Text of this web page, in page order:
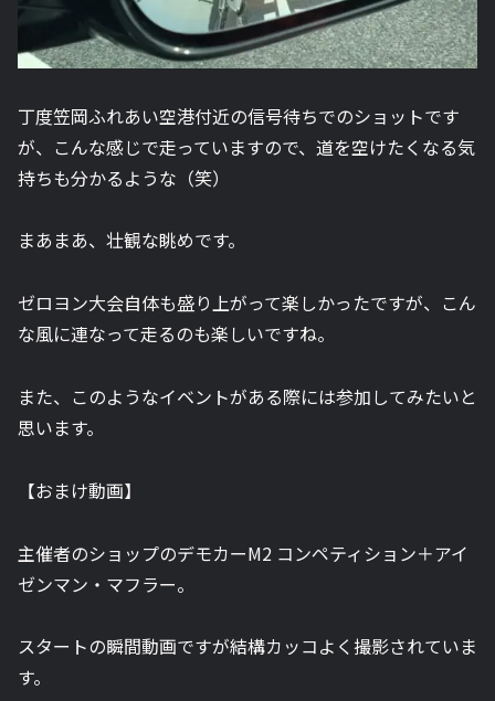
丁度笠岡ふれあい空港付近の信号待ちでのショットです
が、こんな感じで走っていますので、道を空けたくなる気
持ちも分かるような（笑）
まあまあ、壮観な眺めです。
ゼロヨン大会自体も盛り上がって楽しかったですが、こん
な風に連なって走るのも楽しいですね。
また、このようなイベントがある際には参加してみたいと
思います。
【おまけ動画】
主催者のショップのデモカーM2 コンペティション＋アイ
ゼンマン・マフラー。
スタートの瞬間動画ですが結構カッコよく撮影されていま
す。